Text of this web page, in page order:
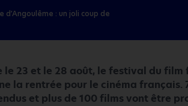
: un joli coup de
le 23 et le 28 août, le festival du film
la rentrée pour le cinéma français.
et plus de 100 films vont être